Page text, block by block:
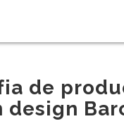
de
design